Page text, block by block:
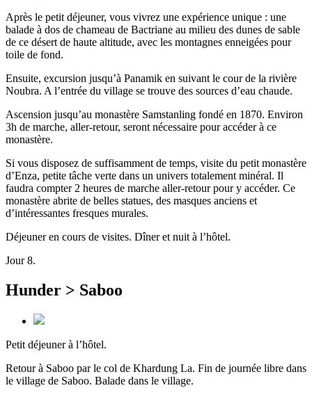
Après le petit déjeuner, vous vivrez une expérience unique : une
balade à dos de chameau de Bactriane au milieu des dunes de sable
de ce désert de haute altitude, avec les montagnes enneigées pour
toile de fond.
Ensuite, excursion jusqu’à Panamik en suivant le cour de la rivière
Noubra. A l’entrée du village se trouve des sources d’eau chaude.
Ascension jusqu’au monastère Samstanling fondé en 1870. Environ
3h de marche, aller-retour, seront nécessaire pour accéder à ce
monastère.
Si vous disposez de suffisamment de temps, visite du petit monastère
d’Enza, petite tâche verte dans un univers totalement minéral. Il
faudra compter 2 heures de marche aller-retour pour y accéder. Ce
monastère abrite de belles statues, des masques anciens et
d’intéressantes fresques murales.
Déjeuner en cours de visites. Dîner et nuit à l’hôtel.
Jour 8.
Hunder > Saboo
Petit déjeuner à l’hôtel.
Retour à Saboo par le col de Khardung La. Fin de journée libre dans
le village de Saboo. Balade dans le village.